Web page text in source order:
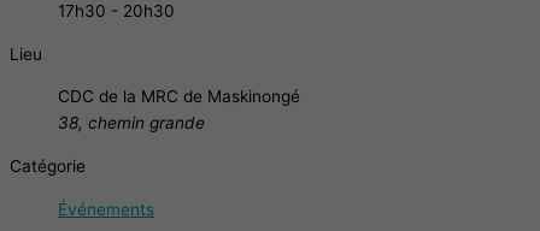
17h30 - 20h30
Lieu
CDC de la MRC de Maskinongé
38, chemin grande
Catégorie
Événements